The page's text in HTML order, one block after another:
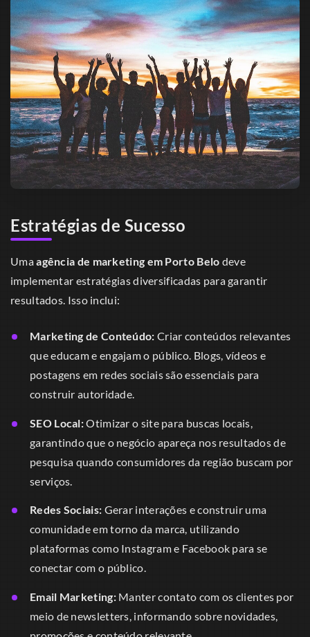
Estratégias de Sucesso
Umaagência de marketing em Porto Belo deve
implementar estratégias diversificadas para garantir
resultados. Isso inclui:
Marketing de Conteúdo: Criar conteúdos relevantes
que educam e engajam o público. Blogs, vídeos e
postagens em redes sociais são essenciais para
construir autoridade.
SEO Local:Otimizar o site para buscas locais,
garantindo que o negócio apareça nos resultados de
pesquisa quando consumidores da região buscam por
serviços.
Redes Sociais: Gerar interações e construir uma
comunidade em torno da marca, utilizando
plataformas como Instagram e Facebook para se
conectar com o público.
Email Marketing:Manter contato com os clientes por
meio de newsletters, informando sobre novidades,